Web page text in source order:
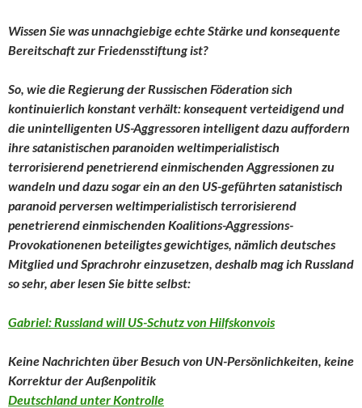
Wissen Sie was unnachgiebige echte Stärke und konsequente
Bereitschaft zur Friedensstiftung ist?
So, wie die Regierung der Russischen Föderation sich
kontinuierlich konstant verhält: konsequent verteidigend und
die unintelligenten US-Aggressoren intelligent dazu auffordern
ihre satanistischen paranoiden weltimperialistisch
terrorisierend penetrierend einmischenden Aggressionen zu
wandeln und dazu sogar ein an den US-geführten satanistisch
paranoid perversen weltimperialistisch terrorisierend
penetrierend einmischenden Koalitions-Aggressions-
Provokationenen beteiligtes gewichtiges, nämlich deutsches
Mitglied und Sprachrohr einzusetzen, deshalb mag ich Russland
so sehr, aber lesen Sie bitte selbst:
Gabriel: Russland will US-Schutz von Hilfskonvois
Keine Nachrichten über Besuch von UN-Persönlichkeiten, keine
Korrektur der Außenpolitik
Deutschland unter Kontrolle